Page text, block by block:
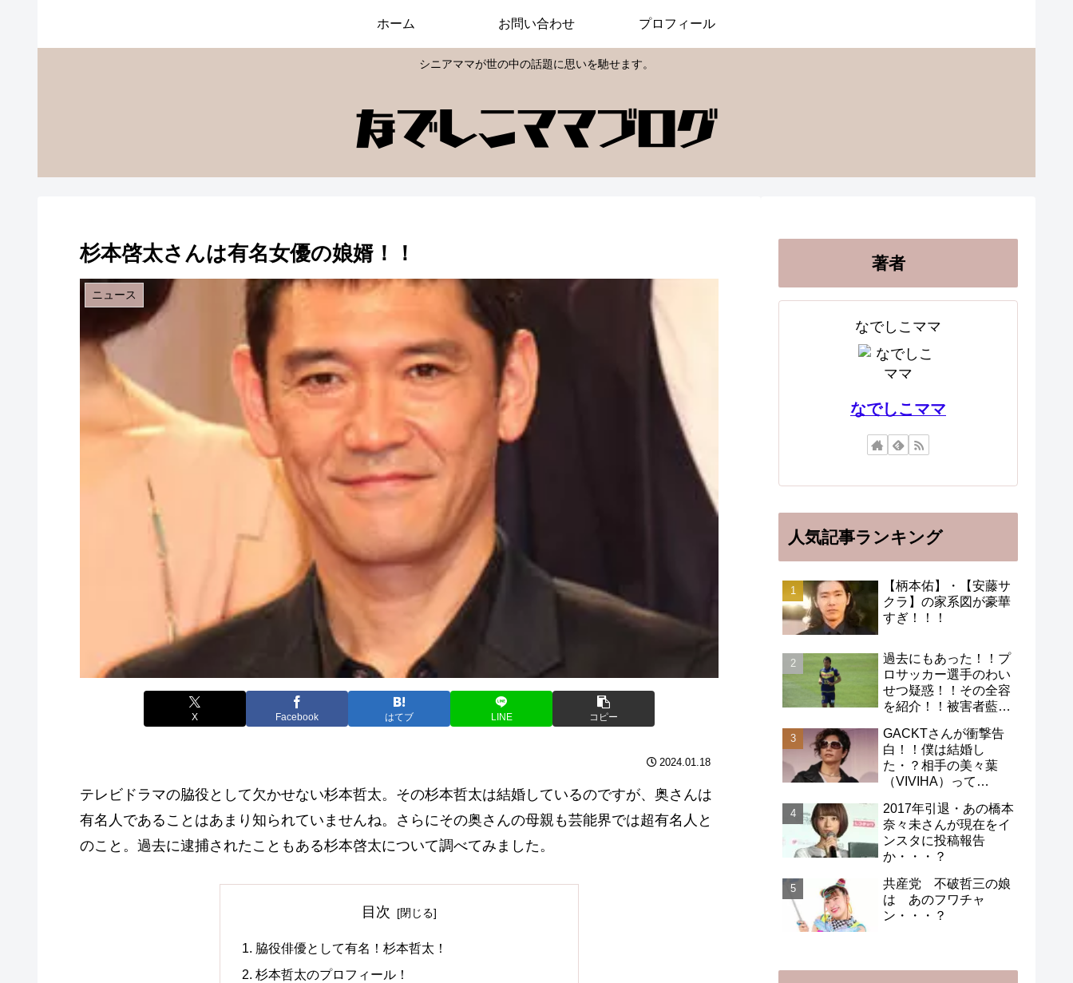
シニアママが世の中の話題に思いを馳せます。
ホーム お問い合わせ プロフィール
杉本啓太さんは有名女優の娘婿！！
ニュース
X Facebook はてブ LINE コピー
2024.01.18
テレビドラマの脇役として欠かせない杉本哲太。その杉本哲太は結婚しているのですが、奥さんは
有名人であることはあまり知られていませんね。さらにその奥さんの母親も芸能界では超有名人と
のこと。過去に逮捕されたこともある杉本啓太について調べてみました。
目次
脇役俳優として有名！杉本哲太！
杉本哲太のプロフィール！
著者
なでしこママ
なでしこママ
人気記事ランキング
【柄本佑】・【安藤サ
クラ】の家系図が豪華
すぎ！！！
過去にもあった！！プ
ロサッカー選手のわい
せつ疑惑！！その全容
を紹介！！被害者藍田
GACKTさんが衝撃告
白！！僕は結婚し
た・？相手の美々葉
（VIVIHA）って
2017年引退・あの橋本
奈々未さんが現在をイ
ンスタに投稿報告
か・・・？
共産党 不破哲三の娘
は あのフワチャ
ン・・・？